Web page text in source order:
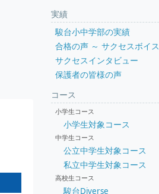
実績
駿台小中学部の実績
合格の声 ～ サクセスボイス
サクセスインタビュー
保護者の皆様の声
コース
小学生コース
小学生対象コース
中学生コース
公立中学生対象コース
私立中学生対象コース
高校生コース
駿台Diverse